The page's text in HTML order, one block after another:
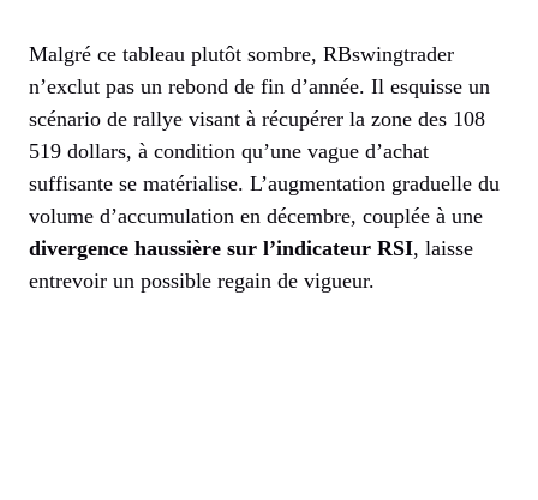
Malgré ce tableau plutôt sombre, RBswingtrader
n’exclut pas un rebond de fin d’année. Il esquisse un
scénario de rallye visant à récupérer la zone des 108
519 dollars, à condition qu’une vague d’achat
suffisante se matérialise. L’augmentation graduelle du
volume d’accumulation en décembre, couplée à une
divergence haussière sur l’indicateur RSI, laisse
entrevoir un possible regain de vigueur.